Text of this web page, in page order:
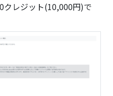
クレジット(10,000円)で